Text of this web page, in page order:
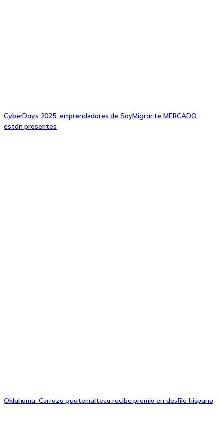
CyberDays 2025: emprendedores de SoyMigrante MERCADO
están presentes
Oklahoma: Carroza guatemalteca recibe premio en desfile hispano